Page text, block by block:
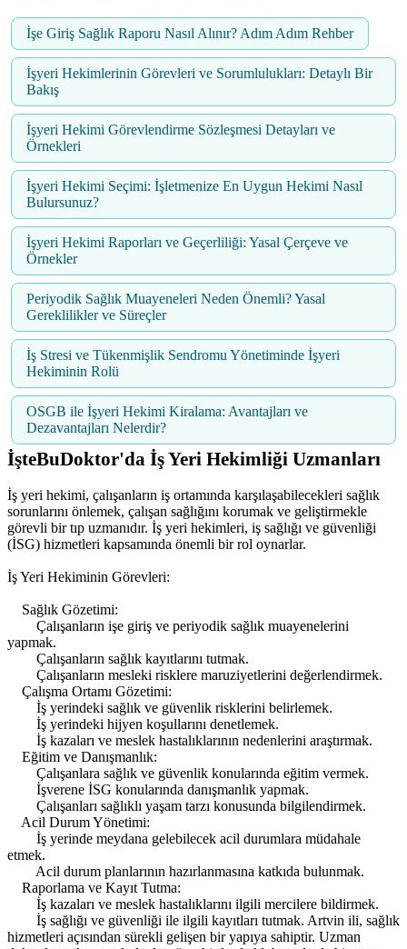
İşe Giriş Sağlık Raporu Nasıl Alınır? Adım Adım Rehber
İşyeri Hekimlerinin Görevleri ve Sorumlulukları: Detaylı Bir
Bakış
İşyeri Hekimi Görevlendirme Sözleşmesi Detayları ve
Örnekleri
İşyeri Hekimi Seçimi: İşletmenize En Uygun Hekimi Nasıl
Bulursunuz?
İşyeri Hekimi Raporları ve Geçerliliği: Yasal Çerçeve ve
Örnekler
Periyodik Sağlık Muayeneleri Neden Önemli? Yasal
Gereklilikler ve Süreçler
İş Stresi ve Tükenmişlik Sendromu Yönetiminde İşyeri
Hekiminin Rolü
OSGB ile İşyeri Hekimi Kiralama: Avantajları ve
Dezavantajları Nelerdir?
İşteBuDoktor'da İş Yeri Hekimliği Uzmanları
İş yeri hekimi, çalışanların iş ortamında karşılaşabilecekleri sağlık
sorunlarını önlemek, çalışan sağlığını korumak ve geliştirmekle
görevli bir tıp uzmanıdır. İş yeri hekimleri, iş sağlığı ve güvenliği
(İSG) hizmetleri kapsamında önemli bir rol oynarlar.
İş Yeri Hekiminin Görevleri:
Sağlık Gözetimi:
Çalışanların işe giriş ve periyodik sağlık muayenelerini
yapmak.
Çalışanların sağlık kayıtlarını tutmak.
Çalışanların mesleki risklere maruziyetlerini değerlendirmek.
Çalışma Ortamı Gözetimi:
İş yerindeki sağlık ve güvenlik risklerini belirlemek.
İş yerindeki hijyen koşullarını denetlemek.
İş kazaları ve meslek hastalıklarının nedenlerini araştırmak.
Eğitim ve Danışmanlık:
Çalışanlara sağlık ve güvenlik konularında eğitim vermek.
İşverene İSG konularında danışmanlık yapmak.
Çalışanları sağlıklı yaşam tarzı konusunda bilgilendirmek.
Acil Durum Yönetimi:
İş yerinde meydana gelebilecek acil durumlara müdahale
etmek.
Acil durum planlarının hazırlanmasına katkıda bulunmak.
Raporlama ve Kayıt Tutma:
İş kazaları ve meslek hastalıklarını ilgili mercilere bildirmek.
İş sağlığı ve güvenliği ile ilgili kayıtları tutmak. Artvin ili, sağlık
hizmetleri açısından sürekli gelişen bir yapıya sahiptir. Uzman